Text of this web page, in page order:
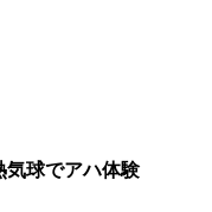
気球でアハ体験